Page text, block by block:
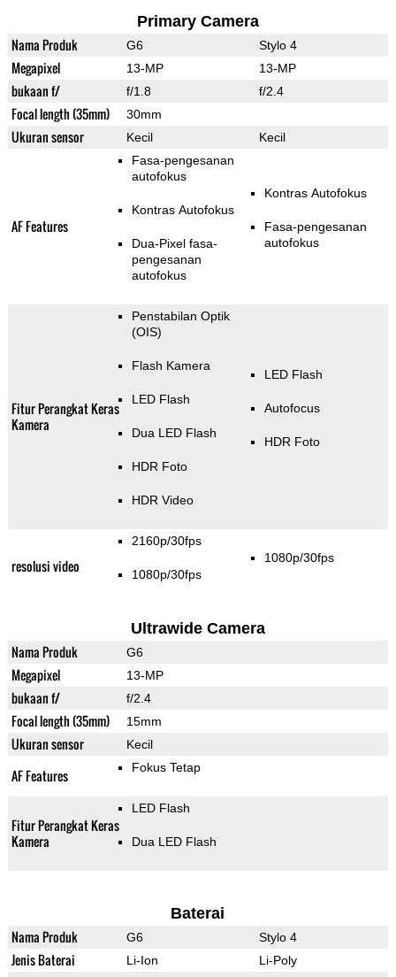
Primary Camera
Nama Produk G6 Stylo 4
Megapixel 13-MP 13-MP
bukaan f/ f/1.8 f/2.4
Focal length (35mm) 30mm
Ukuran sensor Kecil Kecil
AF Features
Fasa-pengesanan
autofokus
Kontras Autofokus
Dua-Pixel fasa-
pengesanan
autofokus
Kontras Autofokus
Fasa-pengesanan
autofokus
Fitur Perangkat Keras
Kamera
Penstabilan Optik
(OIS)
Flash Kamera
LED Flash
Dua LED Flash
HDR Foto
HDR Video
LED Flash
Autofocus
HDR Foto
resolusi video
2160p/30fps
1080p/30fps
1080p/30fps
Ultrawide Camera
Nama Produk G6
Megapixel 13-MP
bukaan f/ f/2.4
Focal length (35mm) 15mm
Ukuran sensor Kecil
AF Features Fokus Tetap
Fitur Perangkat Keras
Kamera
LED Flash
Dua LED Flash
Baterai
Nama Produk G6 Stylo 4
Jenis Baterai Li-Ion Li-Poly